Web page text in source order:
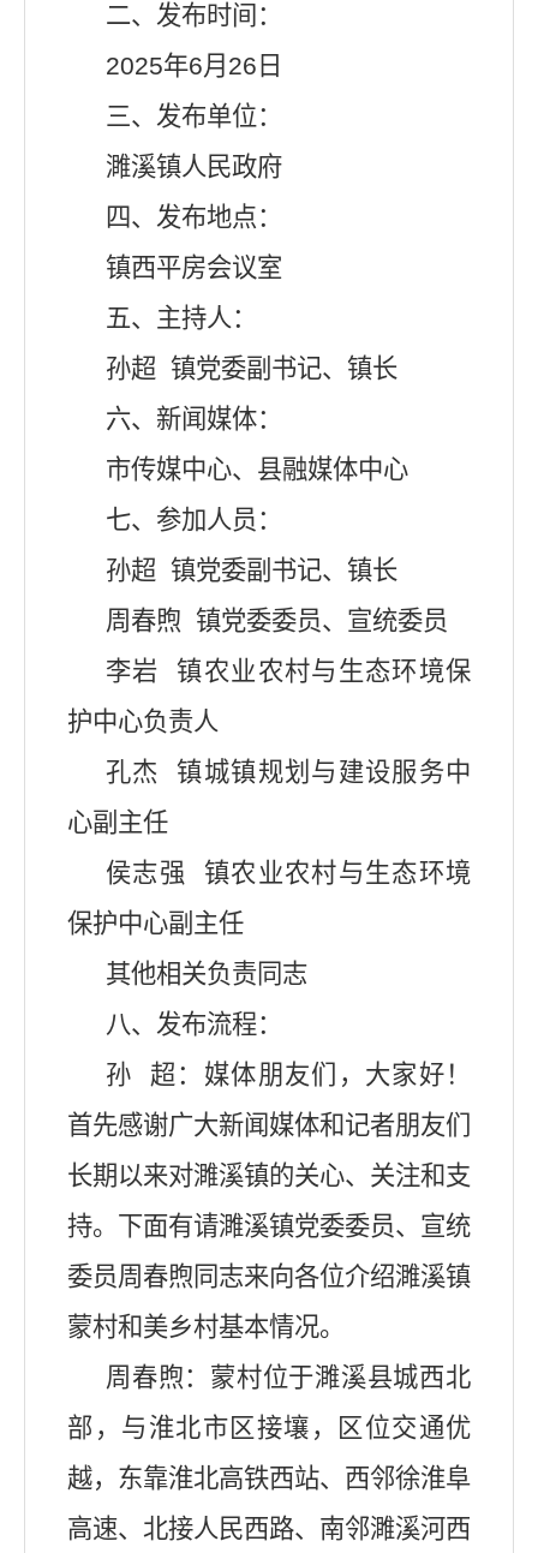
二、发布时间：
2025年6月26 日
三、发布单位：
濉溪镇人民政府
四、发布地点：
镇西平房会议室
五、主持人：
孙超 镇党委副书记、镇长
六、新闻媒体：
市传媒中心、县融媒体中心
七、参加人员：
孙超 镇党委副书记、镇长
周春煦 镇党委委员、宣统委员
李岩
镇农业农村与生态环境保
护中心负责人
孔杰
镇城镇规划与建设服务中
心副主任
侯志强
镇农业农村与生态环境
保护中心副主任
其他相关负责同志
八、发布流程：
孙
超：媒体朋友们，大家好！
首先感谢广大新闻媒体和记者朋友们
长期以来对濉溪镇的关心、关注和支
持。下面有请濉溪镇党委委员、宣统
委员周春煦同志来向各位介绍濉溪镇
蒙村和美乡村基本情况。
周春煦： 蒙村位于濉溪县城西北
部，与淮北市区接壤，区位交通优
越，东靠淮北高铁西站、西邻徐淮阜
高速、北接人民西路、南邻濉溪河西